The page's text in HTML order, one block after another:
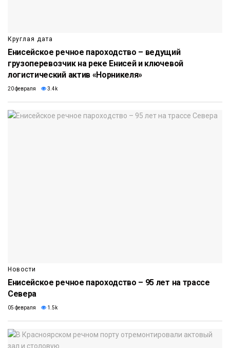
Круглая дата
Енисейское речное пароходство – ведущий
грузоперевозчик на реке Енисей и ключевой
логистический актив «Норникеля»
20 февраля 3.4k
Новости
Енисейское речное пароходство – 95 лет на трассе
Севера
05 февраля 1.5k